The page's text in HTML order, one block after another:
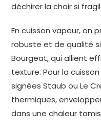
déchirer la chair si
En cuisson vapeur, on
robuste et de qualité
Bourgeat, qui allient
texture. Pour la
signées Staub ou Le
thermiques,
dans une chaleur